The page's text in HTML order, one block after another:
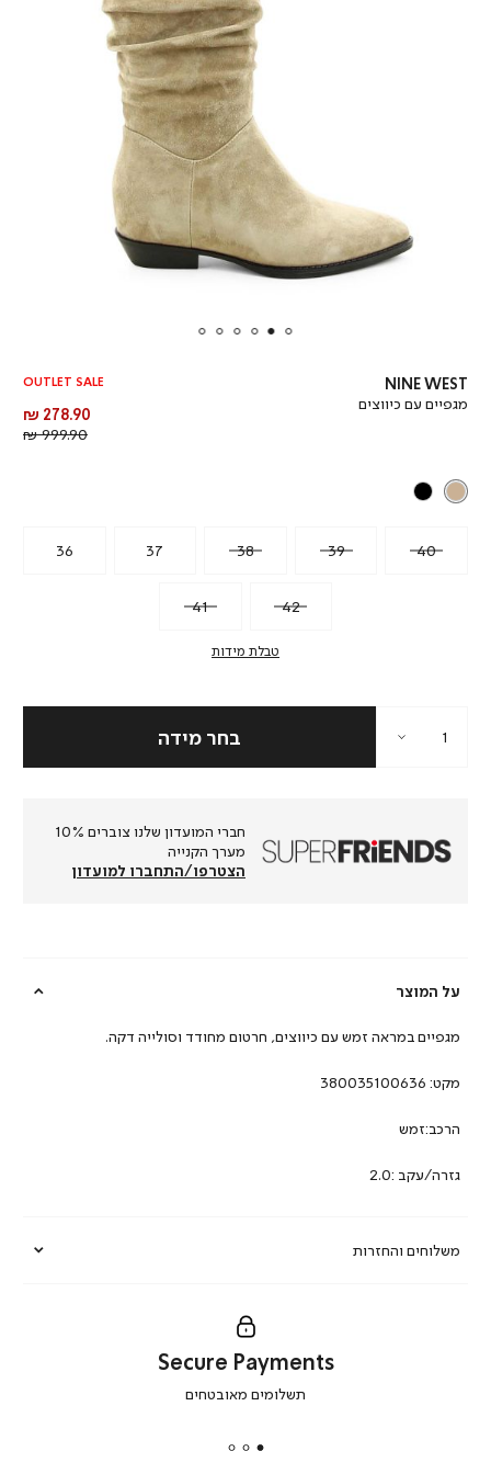
NINE WEST
מגפיים עם כיווצים
OUTLET SALE
מחיר
מוצר
278.90 ₪
999.90 ₪
36 37 38 39 40
41 42
טבלת מידות
חברי המועדון שלנו צוברים 10%
מערך הקנייה
הצטרפו/התחברו למועדון
על המוצר
משלוחים והחזרות
מגפיים במראה זמש עם כיווצים, חרטום מחודד וסולייה דקה.
מקט: 380035100636
הרכב:זמש
גזרה/עקב :2.0
secure
Secure Payments
תשלומים מאובטחים